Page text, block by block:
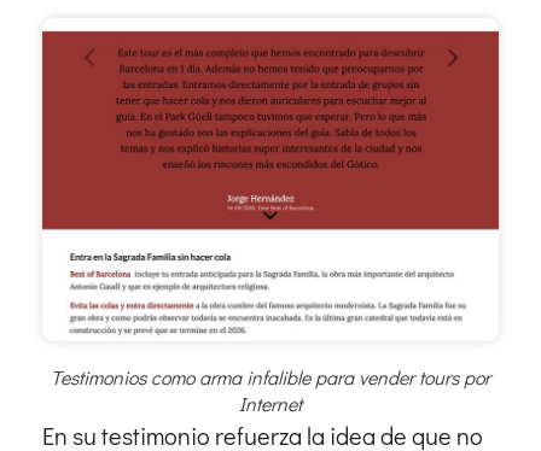
Testimonios como arma infalible para vender tours por
Internet
En su testimonio refuerza la idea de que no